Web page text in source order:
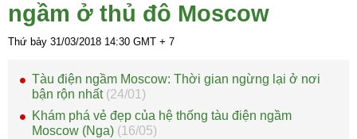
ngầm ở thủ đô Moscow
Thứ bảy 31/03/2018 14:30 GMT + 7
Tàu điện ngầm Moscow: Thời gian ngừng lại ở nơi
bận rộn nhất (24/01)
Khám phá vẻ đẹp của hệ thống tàu điện ngầm
Moscow (Nga) (16/05)